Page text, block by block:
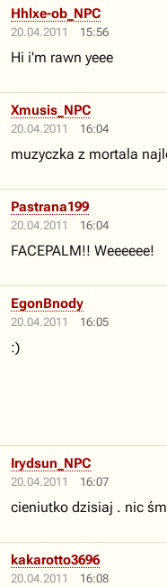
20.04.2011 15:56
Hhlxe-ob_NPC
Hi i'm rawn yeee
20.04.2011 16:04
Xmusis_NPC
muzyczka z mortala
20.04.2011 16:04
Pastrana199
FACEPALM!! Weeeeee!
20.04.2011 16:05
EgonBnody
:)
20.04.2011 16:07
Irydsun_NPC
cieniutko dzisiaj . nic
20.04.2011 16:08
kakarotto3696